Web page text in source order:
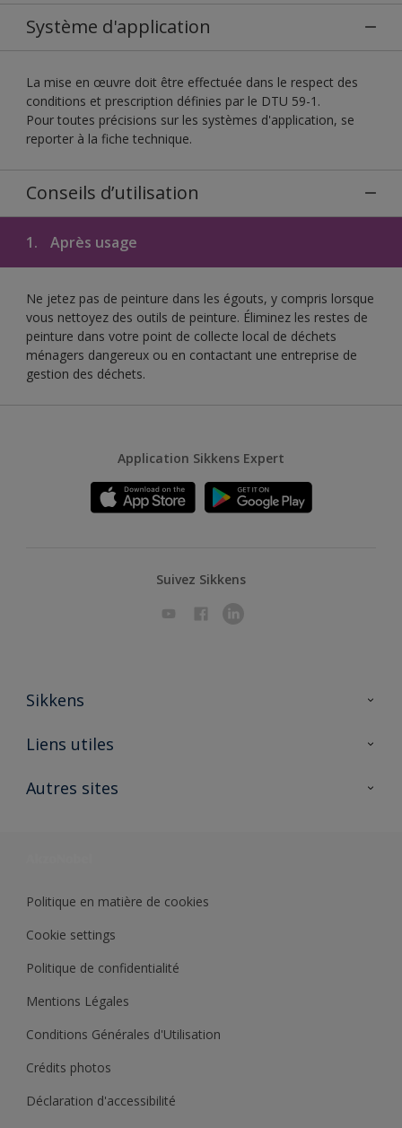
Système d'application
La mise en œuvre doit être effectuée dans le respect des
conditions et prescription définies par le DTU 59-1.
Pour toutes précisions sur les systèmes d'application, se
reporter à la fiche technique.
Conseils d’utilisation
1. Après usage
Ne jetez pas de peinture dans les égouts, y compris lorsque
vous nettoyez des outils de peinture. Éliminez les restes de
peinture dans votre point de collecte local de déchets
ménagers dangereux ou en contactant une entreprise de
gestion des déchets.
Application Sikkens Expert
Suivez Sikkens
Sikkens
A propos de Sikkens
Liens utiles
Ouvrir un magasin PASS
Autres sites
Politique en matière de cookies
Cookie settings
Politique de confidentialité
Mentions Légales
Conditions Générales d'Utilisation
Crédits photos
Déclaration d'accessibilité